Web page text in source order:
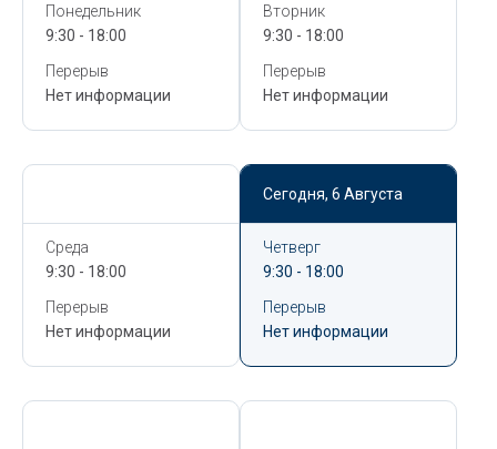
Понедельник
9:30 - 18:00
Перерыв
Нет информации
Вторник
9:30 - 18:00
Перерыв
Нет информации
Среда
9:30 - 18:00
Перерыв
Нет информации
Сегодня, 6 Августа
Четверг
9:30 - 18:00
Перерыв
Нет информации